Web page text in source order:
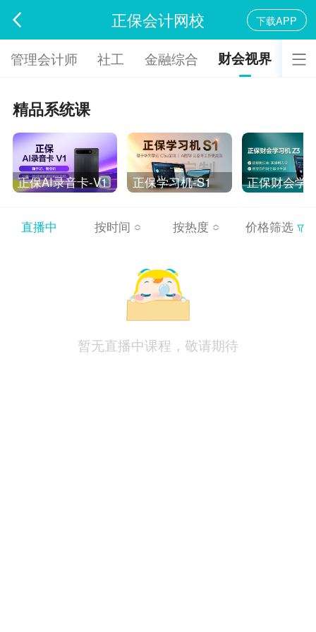
正保会计网校 下载APP
管理会计师 社工 金融综合 财会视界
精品系统课
正保AI录音卡-V1 正保学习机-S1
直播中 按时间 按热度 价格筛选
暂无直播中课程，敬请期待